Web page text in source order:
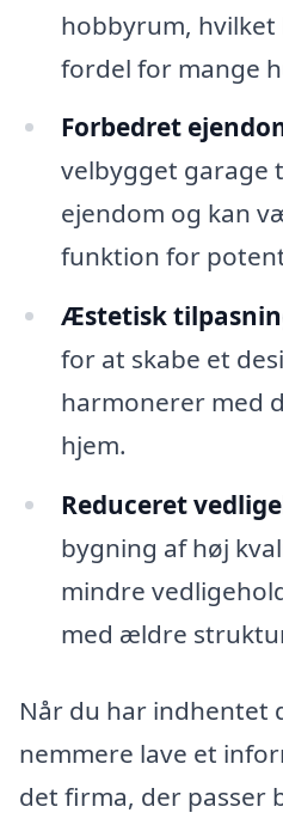
hobbyrum,
fordel for mange
Forbedret
velbygget
ejendom og kan
funktion for
Æstetisk
for at skabe et
harmonerer med
hjem.
Reduceret
bygning af høj
mindre
med ældre
Når du har indhentet
nemmere lave et
det firma, der passer